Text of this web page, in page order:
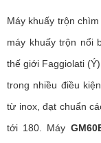
Máy khuấy trộn chìm
máy khuấy trộn nổi
thế giới Faggiolati
trong nhiều điều
từ inox, đạt chuẩn
tới 180. Máy